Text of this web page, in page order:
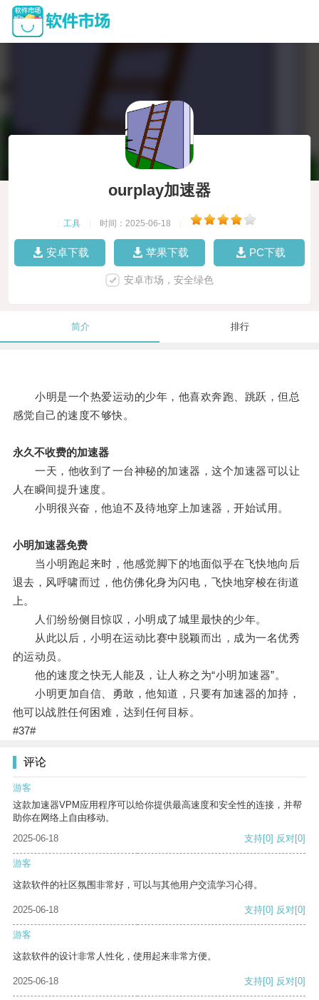
ourplay加速器
工具 时间：2025-06-18
安卓下载 苹果下载 PC下载
安卓市场，安全绿色
简介 排行
小明是一个热爱运动的少年，他喜欢奔跑、跳跃，但总
感觉自己的速度不够快。
永久不收费的加速器
一天，他收到了一台神秘的加速器，这个加速器可以让
人在瞬间提升速度。
小明很兴奋，他迫不及待地穿上加速器，开始试用。
小明加速器免费
当小明跑起来时，他感觉脚下的地面似乎在飞快地向后
退去，风呼啸而过，他仿佛化身为闪电，飞快地穿梭在街道
上。
人们纷纷侧目惊叹，小明成了城里最快的少年。
从此以后，小明在运动比赛中脱颖而出，成为一名优秀
的运动员。
他的速度之快无人能及，让人称之为“小明加速器”。
小明更加自信、勇敢，他知道，只要有加速器的加持，
他可以战胜任何困难，达到任何目标。
#37#
评论
游客
这款加速器VPM应用程序可以给你提供最高速度和安全性的连接，并帮
助你在网络上自由移动。
2025-06-18
支持[0] 反对[0]
游客
这款软件的社区氛围非常好，可以与其他用户交流学习心得。
2025-06-18 支持[0] 反对[0]
游客
这款软件的设计非常人性化，使用起来非常方便。
2025-06-18 支持[0] 反对[0]